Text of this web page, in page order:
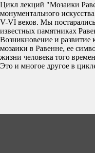
Цикл лекций "Мозаики
монументального
V-VI веков. Мы постарались
известных памятниках
Возникновение и развитие
мозаики в Равенне, ее
жизни человека того
Это и многое другое в